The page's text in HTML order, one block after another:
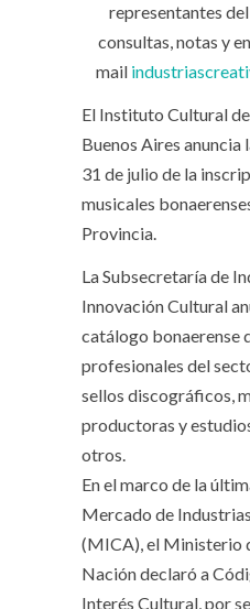
representantes
consultas, notas y
mail
El Instituto Cultural
Buenos Aires anuncia
31 de julio de la
musicales
Provincia.
La Subsecretaría de
Innovación Cultural
catálogo bonaerense
profesionales del
sellos discográficos,
productoras y
otros.
En el marco de la
Mercado de
(MICA), el Ministerio
Nación declaró a
Interés Cultural, por